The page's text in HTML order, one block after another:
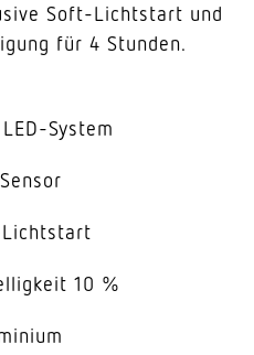
Soft-Lichtstart und
für 4 Stunden.
System
10 %